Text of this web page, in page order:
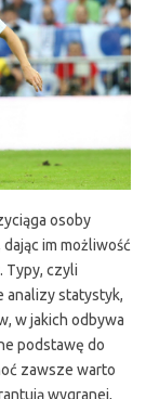
osoby
im możliwość
Typy, czyli
analizy statystyk,
w jakich odbywa
podstawę do
zawsze warto
wygranej,